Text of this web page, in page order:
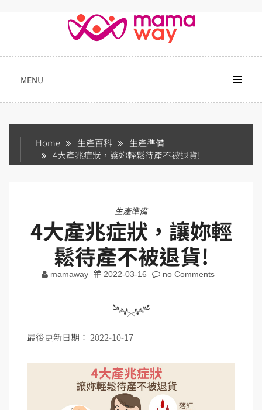
MENU
Home 生產百科
生產準備
4大產兆症狀，讓妳輕鬆待產不被退貨!
生產準備
4大產兆症狀，讓妳輕
鬆待產不被退貨!
mamaway 2022-03-16 no Comments
最後更新日期： 2022-10-17